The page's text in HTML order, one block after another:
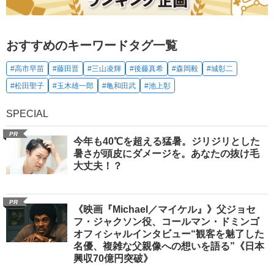
おすすめのキーワードタグ一覧
#高市早苗 #藤田晋 #三山凌輝 #後藤真希 #森岡毅
#城彰二
#松田聖子
#玉木雄一郎 #亀和田武 #池上彰
SPECIAL
PR
今年も40℃を超える猛暑。ジリジリとした
暑さが頭皮にダメージを。あなたの抜け毛
大丈夫！？
PR
《映画『Michael／マイケル』》父ジョセ
フ・ジャクソン役、コールマン・ドミンゴ
オフィシャルインタビュー“観客を魅了した
名優、複雑な父親像への想いを語る”《日本
興収70億円突破》